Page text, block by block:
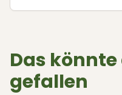
Das
gefallen